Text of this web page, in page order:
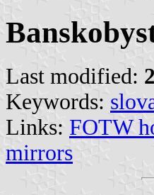
Last modified:
Keywords:
Links: FOTW
mirrors